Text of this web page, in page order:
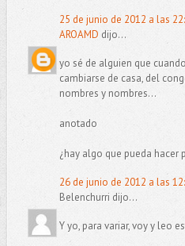
25 de junio de 2012 a las
AROAMD dijo...
yo sé de alguien que
cambiarse de casa, del
nombres y nombres...
anotado
¿hay algo que pueda hacer
26 de junio de 2012 a las
Belenchurri dijo...
Y yo, para variar, voy y leo